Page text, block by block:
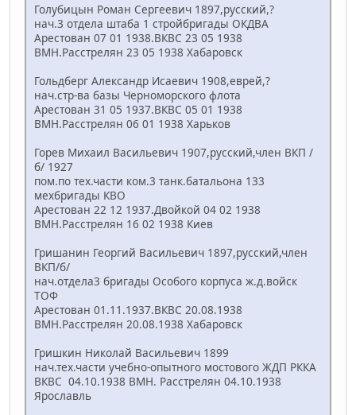
Голубицын Роман Сергеевич 1897,русский,?
нач.3 отдела штаба 1 стройбригады ОКДВА
Арестован 07 01 1938.ВКВС 23 05 1938
ВМН.Расстрелян 23 05 1938 Хабаровск
Гольдберг Александр Исаевич 1908,еврей,?
нач.стр-ва базы Черноморского флота
Арестован 31 05 1937.ВКВС 05 01 1938
ВМН.Расстрелян 06 01 1938 Харьков
Горев Михаил Васильевич 1907,русский,член ВКП /
б/ 1927
пом.по тех.части ком.3 танк.батальона 133
мехбригады КВО
Арестован 22 12 1937.Двойкой 04 02 1938
ВМН.Расстрелян 16 02 1938 Киев
Гришанин Георгий Васильевич 1897,русский,член
ВКП/б/
нач.отдела3 бригады Особого корпуса ж.д.войск
ТОФ
Арестован 01.11.1937.ВКВС 20.08.1938
ВМН.Расстрелян 20.08.1938 Хабаровск
Гришкин Николай Васильевич 1899
нач.тех.части учебно-опытного мостового ЖДП РККА
ВКВС 04.10.1938 ВМН. Расстрелян 04.10.1938
Ярославль